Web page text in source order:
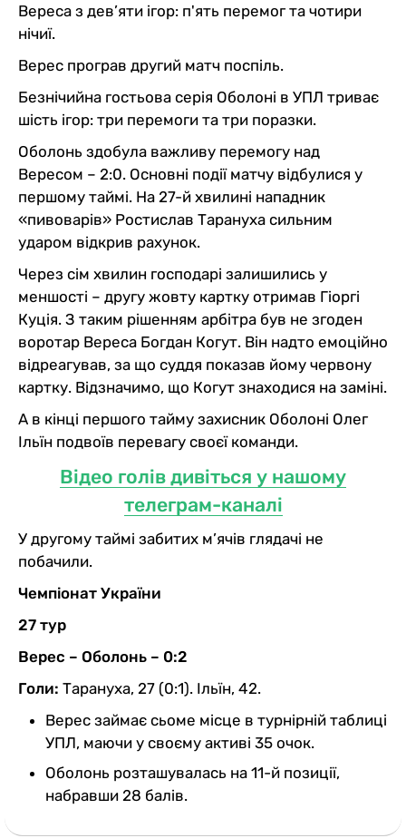
Вереса з дев’яти ігор: п'ять перемог та чотири
нічиї.
Верес програв другий матч поспіль.
Безнічийна гостьова серія Оболоні в УПЛ триває
шість ігор: три перемоги та три поразки.
Оболонь здобула важливу перемогу над
Вересом – 2:0. Основні події матчу відбулися у
першому таймі. На 27-й хвилині нападник
«пивоварів» Ростислав Тарануха сильним
ударом відкрив рахунок.
Через сім хвилин господарі залишились у
меншості – другу жовту картку отримав Гіоргі
Куція. З таким рішенням арбітра був не згоден
воротар Вереса Богдан Когут. Він надто емоційно
відреагував, за що суддя показав йому червону
картку. Відзначимо, що Когут знаходися на заміні.
А в кінці першого тайму захисник Оболоні Олег
Ільїн подвоїв перевагу своєї команди.
Відео голів дивіться у нашому
телеграм-каналі
У другому таймі забитих м’ячів глядачі не
побачили.
Чемпіонат України
27 тур
Верес – Оболонь – 0:2
Голи: Тарануха, 27 (0:1). Ільїн, 42.
Верес займає сьоме місце в турнірній таблиці
УПЛ, маючи у своєму активі 35 очок.
Оболонь розташувалась на 11-й позиції,
набравши 28 балів.